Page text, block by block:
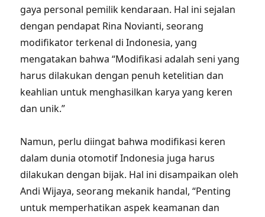
gaya personal pemilik kendaraan. Hal ini sejalan
dengan pendapat Rina Novianti, seorang
modifikator terkenal di Indonesia, yang
mengatakan bahwa “Modifikasi adalah seni yang
harus dilakukan dengan penuh ketelitian dan
keahlian untuk menghasilkan karya yang keren
dan unik.”
Namun, perlu diingat bahwa modifikasi keren
dalam dunia otomotif Indonesia juga harus
dilakukan dengan bijak. Hal ini disampaikan oleh
Andi Wijaya, seorang mekanik handal, “Penting
untuk memperhatikan aspek keamanan dan